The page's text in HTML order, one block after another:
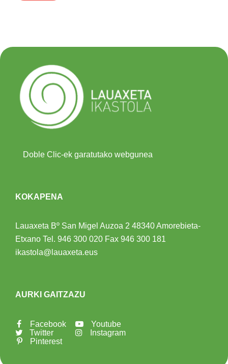
Doble Clic-ek garatutako webgunea
KOKAPENA
Lauaxeta Bº San Migel Auzoa 2 48340 Amorebieta-
Etxano Tel. 946 300 020 Fax 946 300 181
ikastola@lauaxeta.eus
AURKI GAITZAZU
Facebook
Twitter
Pinterest
Youtube
Instagram